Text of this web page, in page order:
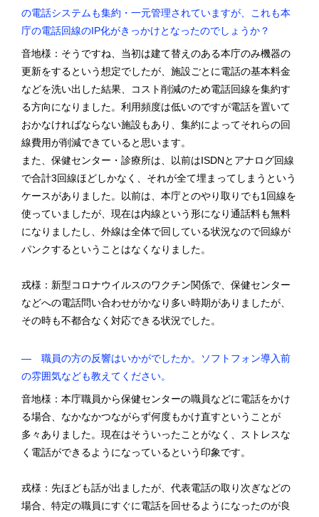
の電話システムも集約・一元管理されていますが、これも本
庁の電話回線のIP化がきっかけとなったのでしょうか？
音地様：そうですね、当初は建て替えのある本庁のみ機器の
更新をするという想定でしたが、施設ごとに電話の基本料金
などを洗い出した結果、コスト削減のため電話回線を集約す
る方向になりました。利用頻度は低いのですが電話を置いて
おかなければならない施設もあり、集約によってそれらの回
線費用が削減できていると思います。
また、保健センター・診療所は、以前はISDNとアナログ回線
で合計3回線ほどしかなく、それが全て埋まってしまうという
ケースがありました。以前は、本庁とのやり取りでも1回線を
使っていましたが、現在は内線という形になり通話料も無料
になりましたし、外線は全体で回している状況なので回線が
パンクするということはなくなりました。
戎様：新型コロナウイルスのワクチン関係で、保健センター
などへの電話問い合わせがかなり多い時期がありましたが、
その時も不都合なく対応できる状況でした。
― 職員の方の反響はいかがでしたか。ソフトフォン導入前
の雰囲気なども教えてください。
音地様：本庁職員から保健センターの職員などに電話をかけ
る場合、なかなかつながらず何度もかけ直すということが
多々ありました。現在はそういったことがなく、ストレスな
く電話ができるようになっているという印象です。
戎様：先ほども話が出ましたが、代表電話の取り次ぎなどの
場合、特定の職員にすぐに電話を回せるようになったのが良